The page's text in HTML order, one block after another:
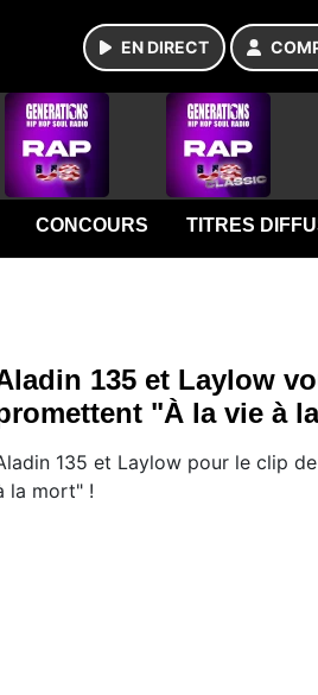
EN DIRECT
CONCOURS TITRES
135 et Laylow
"À la vie à
135 et Laylow pour le clip
la mort" !